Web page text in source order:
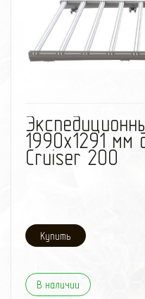
1990х1291 мм
Cruiser 200
В наличии